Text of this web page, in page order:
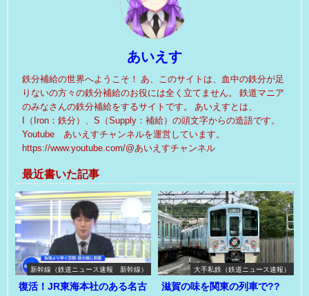
あいえす
鉄分補給の世界へようこそ！ あ、このサイトは、血中の鉄分が足
りないの方々の鉄分補給のお役には全く立てません。 鉄道マニア
のみなさんの鉄分補給をするサイトです。 あいえすとは、
I（Iron：鉄分）、S（Supply：補給）の頭文字からの造語です。
Youtube あいえすチャンネルを運営しています。
https://www.youtube.com/@あいえすチャンネル
最近書いた記事
新幹線（鉄道ニュース速報 新幹線）
復活！JR東海本社のある名古
大手私鉄（鉄道ニュース速報）
滋賀の味を関東の列車で??